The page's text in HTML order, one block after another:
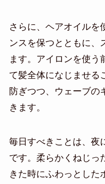
さらに、ヘアオイルを
ンスを保つとともに、
ます。アイロンを使う
て髪全体になじませる
防ぎつつ、ウェーブの
きます。
毎日すべきことは、夜
です。柔らかくねじっ
きた時にふわっとした